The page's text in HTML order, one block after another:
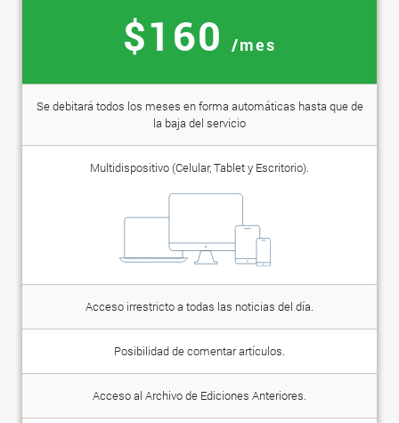
$160 /mes
Se debitará todos los meses en forma automáticas hasta que de
la baja del servicio
Multidispositivo (Celular, Tablet y Escritorio).
Acceso irrestricto a todas las noticias del día.
Posibilidad de comentar artículos.
Acceso al Archivo de Ediciones Anteriores.